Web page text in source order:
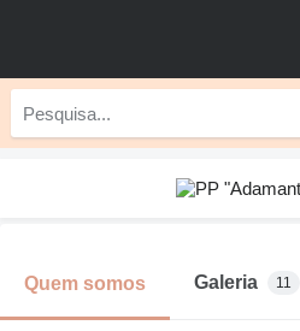
Quem somos Galeria 11